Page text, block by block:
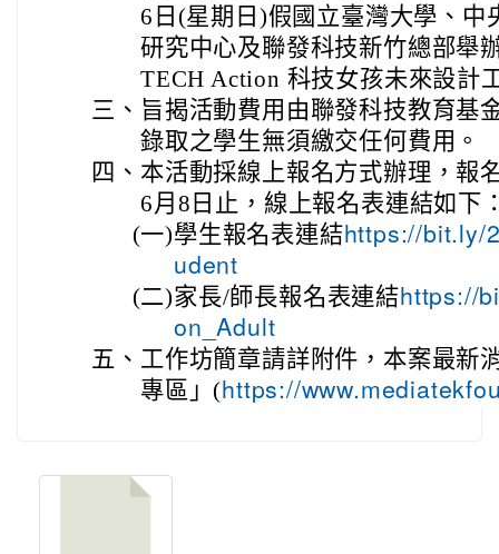
6日(星期日)假國立臺灣大學、中
研究中心及聯發科技新竹總部舉
TECH Action 科技女孩未來設計
三、 旨揭活動費用由聯發科技教育基
錄取之學生無須繳交任何費用。
四、 本活動採線上報名方式辦理，報
6月8日止，線上報名表連結如下
(一)學生報名表連結https://bit.ly/
udent
(二)家長/師長報名表連結https://
on_Adult
五、 工作坊簡章請詳附件，本案最新
專區」(https://